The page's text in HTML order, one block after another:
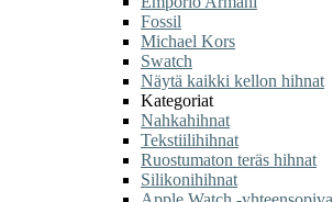
Fossil
Michael Kors
Swatch
Näytä kaikki kellon hihnat
Kategoriat
Nahkahihnat
Tekstiilihihnat
Ruostumaton teräs hihnat
Silikonihihnat